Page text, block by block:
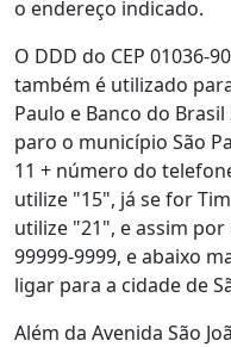
o endereço indicado.
O DDD do CEP 01036-
também é utilizado
Paulo e Banco do
paro o município São
11 + número do
utilize "15", já se for
utilize "21", e assim por
99999-9999, e abaixo
ligar para a cidade de
Além da Avenida São